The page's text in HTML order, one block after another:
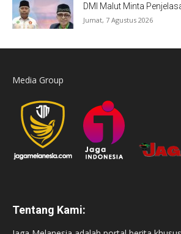
DMI Malut Minta
Jumat, 7 Agustus 2026
Media Group
Tentang Kami: